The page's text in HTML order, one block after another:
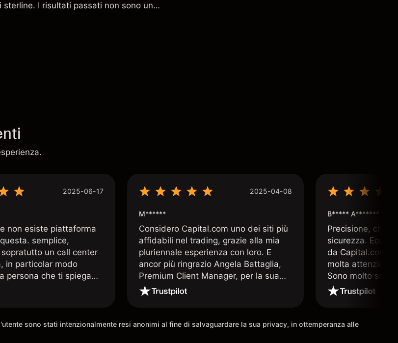
I risultati passati non sono un
2025-06-17
non esiste piattaforma
semplice,
un call center
in particolar modo
persona che ti spiega
conoscenze non
consigliata
2025-04-08
M******
Considero Capital.com uno dei siti più
affidabili nel trading, grazie alla mia
pluriennale esperienza con loro. E
ancor più ringrazio Angela Battaglia,
Premium Client Manager, per la sua
assistenza altamente professionale e
qualificata. E nulla è più prezioso nel
e morale come io ho avuto la
B***** A*******
Precisione,
sicurezza. Ecco
da Capital.com.
molta attenzione
Sono molto
che offre
sono stati intenzionalmente resi anonimi al fine di salvaguardare la sua privacy, in ottemperanza alle